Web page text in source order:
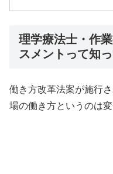
理学療法士・作
スメントって知
働き方改革法案が施行
場の働き方というのは